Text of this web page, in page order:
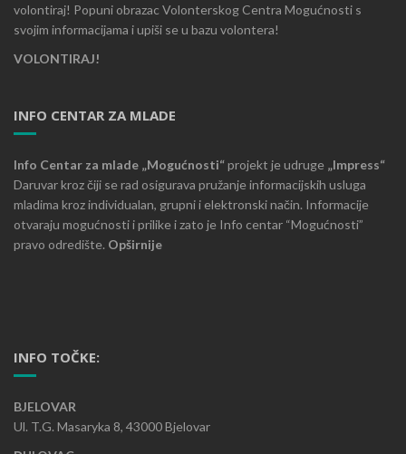
volontiraj! Popuni obrazac Volonterskog Centra Mogućnosti s
svojim informacijama i upiši se u bazu volontera!
VOLONTIRAJ!
INFO CENTAR ZA MLADE
Info Centar za mlade „Mogućnosti“projekt je udruge „Impress“
Daruvar kroz čiji se rad osigurava pružanje informacijskih usluga
mladima kroz individualan, grupni i elektronski način. Informacije
otvaraju mogućnosti i prilike i zato je Info centar “Mogućnosti”
pravo odredište. Opširnije
INFO TOČKE:
BJELOVAR
Ul. T.G. Masaryka 8, 43000 Bjelovar